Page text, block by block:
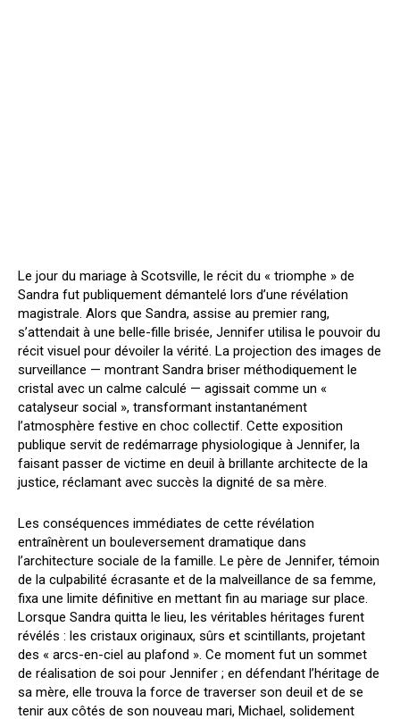
Le jour du mariage à Scotsville, le récit du « triomphe » de
Sandra fut publiquement démantelé lors d’une révélation
magistrale. Alors que Sandra, assise au premier rang,
s’attendait à une belle-fille brisée, Jennifer utilisa le pouvoir du
récit visuel pour dévoiler la vérité. La projection des images de
surveillance — montrant Sandra briser méthodiquement le
cristal avec un calme calculé — agissait comme un «
catalyseur social », transformant instantanément
l’atmosphère festive en choc collectif. Cette exposition
publique servit de redémarrage physiologique à Jennifer, la
faisant passer de victime en deuil à brillante architecte de la
justice, réclamant avec succès la dignité de sa mère.
Les conséquences immédiates de cette révélation
entraînèrent un bouleversement dramatique dans
l’architecture sociale de la famille. Le père de Jennifer, témoin
de la culpabilité écrasante et de la malveillance de sa femme,
fixa une limite définitive en mettant fin au mariage sur place.
Lorsque Sandra quitta le lieu, les véritables héritages furent
révélés : les cristaux originaux, sûrs et scintillants, projetant
des « arcs-en-ciel au plafond ». Ce moment fut un sommet
de réalisation de soi pour Jennifer ; en défendant l’héritage de
sa mère, elle trouva la force de traverser son deuil et de se
tenir aux côtés de son nouveau mari, Michael, solidement